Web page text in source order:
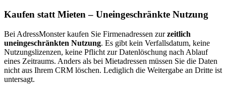
Kaufen statt Mieten – Uneingeschränkte Nutzung
Bei AdressMonster kaufen Sie Firmenadressen zur zeitlich
uneingeschränkten Nutzung. Es gibt kein Verfallsdatum, keine
Nutzungslizenzen, keine Pflicht zur Datenlöschung nach Ablauf
eines Zeitraums. Anders als bei Mietadressen müssen Sie die Daten
nicht aus Ihrem CRM löschen. Lediglich die Weitergabe an Dritte ist
untersagt.